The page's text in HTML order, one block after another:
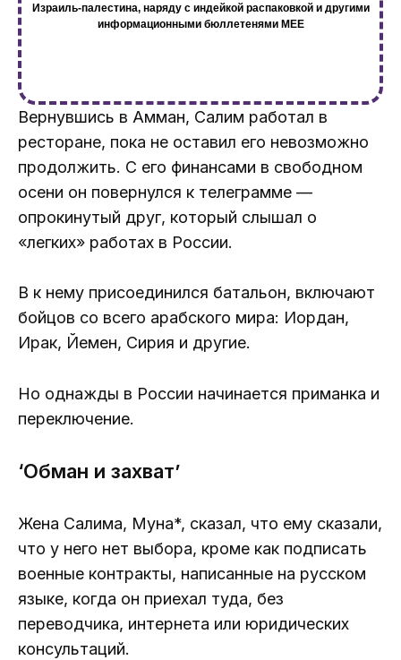
Израиль-палестина, наряду с индейкой распаковкой и другими
информационными бюллетенями MEE
Вернувшись в Амман, Салим работал в
ресторане, пока не оставил его невозможно
продолжить. С его финансами в свободном
осени он повернулся к телеграмме —
опрокинутый друг, который слышал о
«легких» работах в России.
В к нему присоединился батальон, включают
бойцов со всего арабского мира: Иордан,
Ирак, Йемен, Сирия и другие.
Но однажды в России начинается приманка и
переключение.
‘Обман и захват’
Жена Салима, Муна*, сказал, что ему сказали,
что у него нет выбора, кроме как подписать
военные контракты, написанные на русском
языке, когда он приехал туда, без
переводчика, интернета или юридических
консультаций.